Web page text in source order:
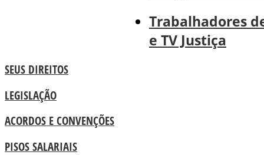
Trabalhadores
e TV Justiça
SEUS DIREITOS
LEGISLAÇÃO
ACORDOS E CONVENÇÕES
PISOS SALARIAIS